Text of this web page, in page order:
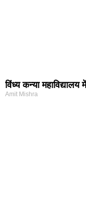
विंध्य कन्या
Amit Mishra